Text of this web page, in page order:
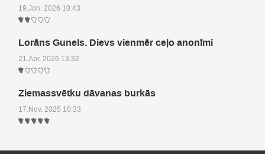
19.Jūn, 2026 10:43
Lorāns Gunels. Dievs vienmēr ceļo anonīmi
21.Apr, 2026 13:32
Ziemassvētku dāvanas burkās
17.Nov, 2025 10:33